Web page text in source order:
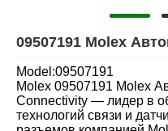
09507191 Molex
Model:09507191
Molex 09507191 Molex
Connectivity — лидер в
технологий связи и